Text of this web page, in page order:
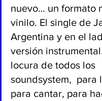
nuevo… un formato
vinilo. El single de
Argentina y en el
versión
locura de todos los
soundsystem,  para
para cantar, para